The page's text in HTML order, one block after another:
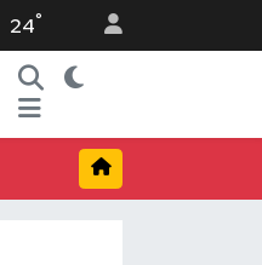
24°